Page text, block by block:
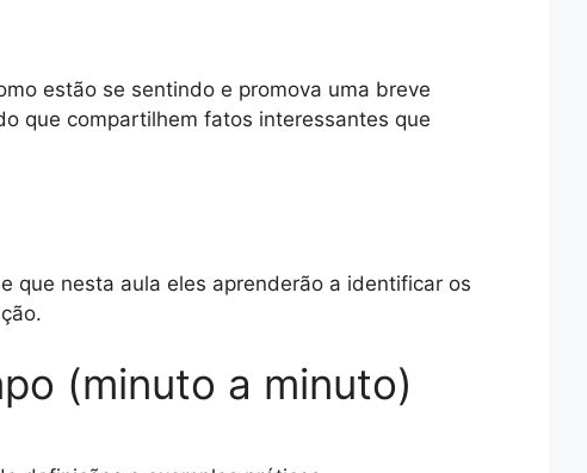
estão se sentindo e promova uma breve
que compartilhem fatos interessantes que
que nesta aula eles aprenderão a identificar os
(minuto a minuto)